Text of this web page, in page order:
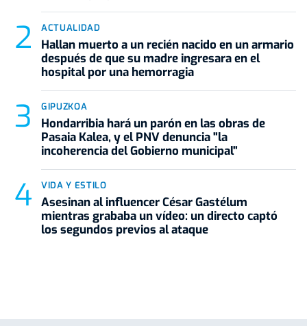
ACTUALIDAD
Hallan muerto a un recién nacido en un armario
después de que su madre ingresara en el
hospital por una hemorragia
GIPUZKOA
Hondarribia hará un parón en las obras de
Pasaia Kalea, y el PNV denuncia "la
incoherencia del Gobierno municipal"
VIDA Y ESTILO
Asesinan al influencer César Gastélum
mientras grababa un vídeo: un directo captó
los segundos previos al ataque